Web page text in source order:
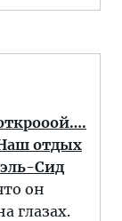
отдых
Сид
он
глазах.